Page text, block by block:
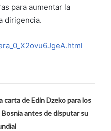
para aumentar la
dirigencia.
carta de Edin Dzeko para los
Bosnia antes de disputar su